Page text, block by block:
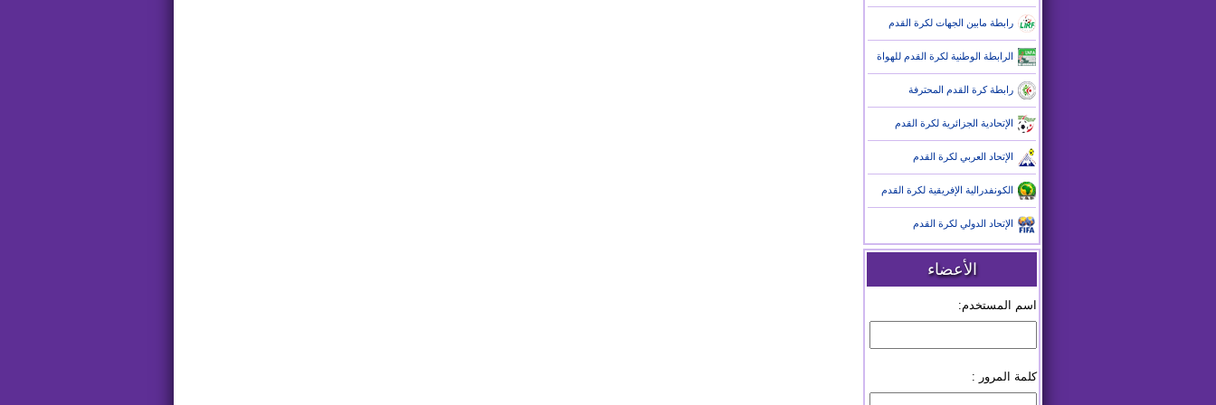
رابطة مابين الجهات لكرة القدم
الرابطة الوطنية لكرة القدم للهواة
رابطة كرة القدم المحترفة
الإتحادية الجزائرية لكرة القدم
الإتحاد العربي لكرة القدم
الكونفدرالية الإفريقية لكرة القدم
الإتحاد الدولي لكرة القدم
الأعضاء
اسم المستخدم:
كلمة المرور :